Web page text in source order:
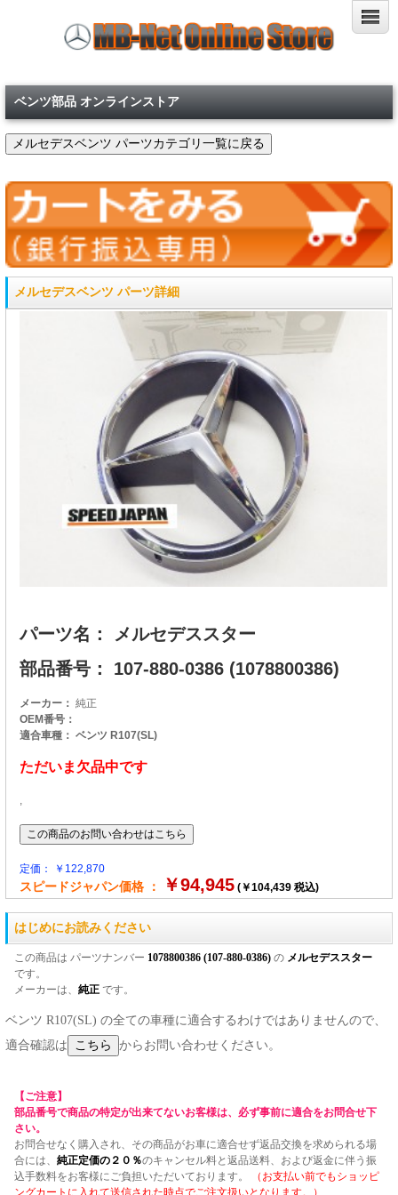
ベンツ部品 オンラインストア
メルセデスベンツ パーツ詳細
パーツ名： メルセデススター
部品番号： 107-880-0386 (1078800386)
メーカー： 純正
OEM番号：
適合車種： ベンツ R107(SL)
ただいま欠品中です
,
定価： ￥122,870
スピードジャパン価格 ： ￥94,945 (￥104,439 税込)
はじめにお読みください
この商品は パーツナンバー 1078800386 (107-880-0386) の メルセデススター
です。
メーカーは、 純正 です。
ベンツ R107(SL) の全ての車種に適合するわけではありませんので、
適合確認は
からお問い合わせください。
【ご注意】
部品番号で商品の特定が出来てないお客様は、必ず事前に適合をお問合せ下
さい。
お問合せなく購入され、その商品がお車に適合せず返品交換を求められる場
合には、 純正定価の２０％のキャンセル料と返品送料、および返金に伴う振
込手数料をお客様にご負担いただいております。
（お支払い前でもショッピ
ングカートに入れて送信された時点でご注文扱いとなります。）